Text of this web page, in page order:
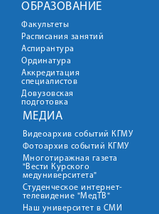
ОБРАЗОВАНИЕ
Факультеты
Расписания занятий
Аспирантура
Ординатура
Аккредитация
специалистов
Довузовская
подготовка
МЕДИА
Видеоархив событий КГМУ
Фотоархив событий КГМУ
Многотиражная газета
"Вести Курского
медуниверситета"
Студенческое интернет-
телевидение "МедТВ"
Наш университет в СМИ